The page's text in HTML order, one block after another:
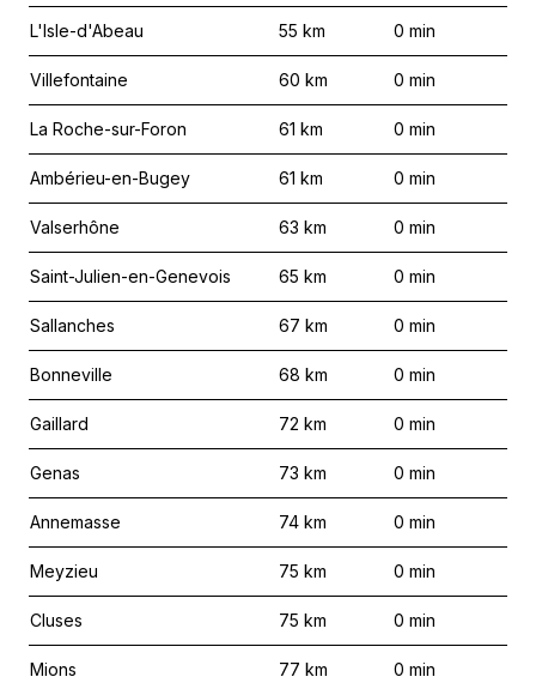
L'Isle-d'Abeau 55 km 0 min
Villefontaine 60 km 0 min
La Roche-sur-Foron 61 km 0 min
Ambérieu-en-Bugey 61 km 0 min
Valserhône 63 km 0 min
Saint-Julien-en-Genevois 65 km 0 min
Sallanches 67 km 0 min
Bonneville 68 km 0 min
Gaillard 72 km 0 min
Genas 73 km 0 min
Annemasse 74 km 0 min
Meyzieu 75 km 0 min
Cluses 75 km 0 min
Mions 77 km 0 min